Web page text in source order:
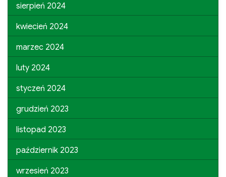
sierpień 2024
kwiecień 2024
marzec 2024
luty 2024
styczeń 2024
grudzień 2023
listopad 2023
październik 2023
wrzesień 2023